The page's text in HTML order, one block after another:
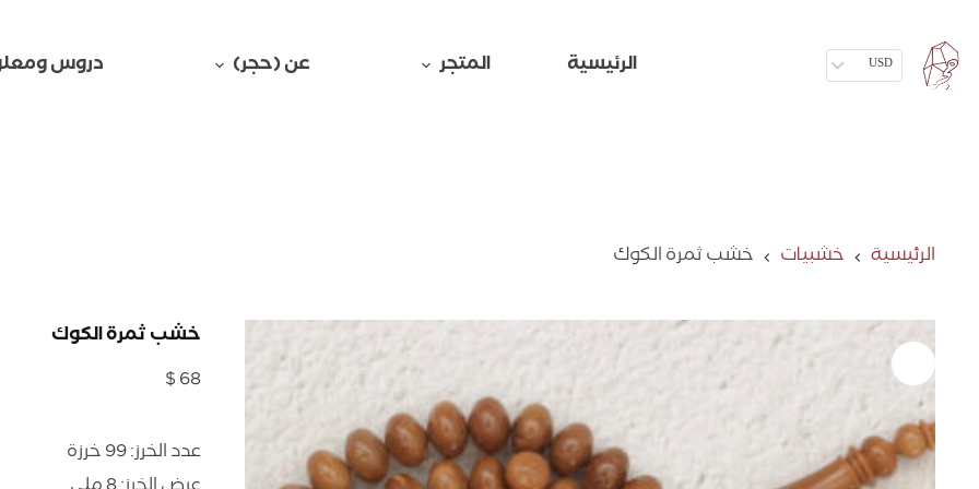
USD الرئيسية المتجر عن (حجر) دروس
الرئيسية خشبيات خشب ثمرة الكوك
خشب ثمرة الكوك
$68
عدد الخرز: 99 خرزة